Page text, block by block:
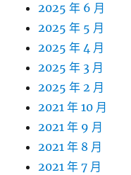
2025 年 6 月
2025 年 5 月
2025 年 4 月
2025 年 3 月
2025 年 2 月
2021 年 10 月
2021 年 9 月
2021 年 8 月
2021 年 7 月